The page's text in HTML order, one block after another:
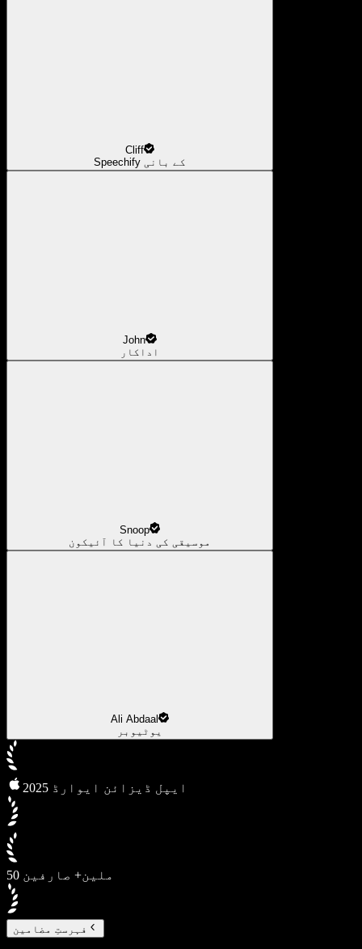
Cliff
Speechify کے بانی
John
اداکار
Snoop
موسیقی کی دنیا کا آئیکون
Ali Abdaal
یوٹیوبر
2025 ایپل ڈیزائن ایوارڈ
50 ملین+ صارفین
فہرستِ مضامین